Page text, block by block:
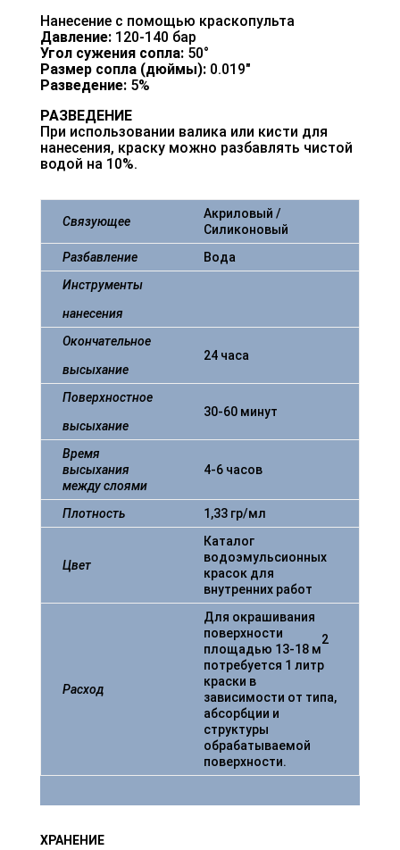
Нанесение с помощью краскопульта
Давление:120-140 бар
Угол сужения сопла:50°
Размер сопла (дюймы):0.019″
Разведение:5%
РАЗВЕДЕНИЕ
При использовании валика или кисти для
нанесения, краску можно разбавлять чистой
водой на 10%.
Связующее
Акриловый /
Силиконовый
Разбавление
Вода
Инструменты
нанесения
Окончательное
высыхание
24 часа
Поверхностное
высыхание
30-60 минут
Время
высыхания
между слоями
4-6 часов
Плотность 1,33 гр/мл
Цвет
Каталог
водоэмульсионных
красок для
внутренних работ
Расход
Для окрашивания
поверхности
площадью 13-18 м
2
потребуется 1 литр
краски в
зависимости от типа,
абсорбции и
структуры
обрабатываемой
поверхности.
ХРАНЕНИЕ